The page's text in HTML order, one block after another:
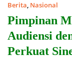
Berita, Nasional
Pimpinan
Audiensi
Perkuat